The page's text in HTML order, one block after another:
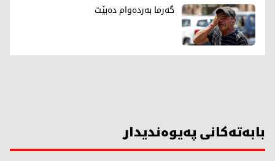
گەرما بەردەوام دەبێت
بابەتەکانی پەیوەندیدار